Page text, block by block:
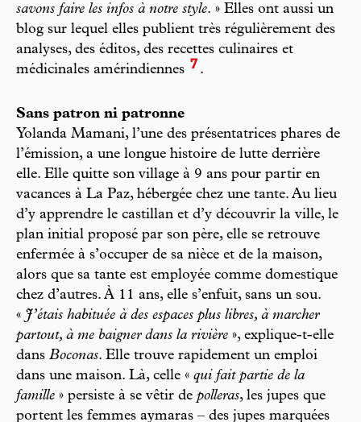
savons faire les infos à notre style. » Elles ont aussi un
blog sur lequel elles publient très régulièrement des
analyses, des éditos, des recettes culinaires et
médicinales amérindiennes 7 .
Sans patron ni patronne
Yolanda Mamani, l’une des présentatrices phares de
l’émission, a une longue histoire de lutte derrière
elle. Elle quitte son village à 9 ans pour partir en
vacances à La Paz, hébergée chez une tante. Au lieu
d’y apprendre le castillan et d’y découvrir la ville, le
plan initial proposé par son père, elle se retrouve
enfermée à s’occuper de sa nièce et de la maison,
alors que sa tante est employée comme domestique
chez d’autres. À 11 ans, elle s’enfuit, sans un sou.
« J’étais habituée à des espaces plus libres, à marcher
partout, à me baigner dans la rivière », explique-t-elle
dans Boconas. Elle trouve rapidement un emploi
dans une maison. Là, celle « qui fait partie de la
famille » persiste à se vêtir de polleras, les jupes que
portent les femmes aymaras – des jupes marquées